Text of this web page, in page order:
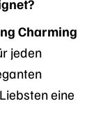
Charming
jeden
eine